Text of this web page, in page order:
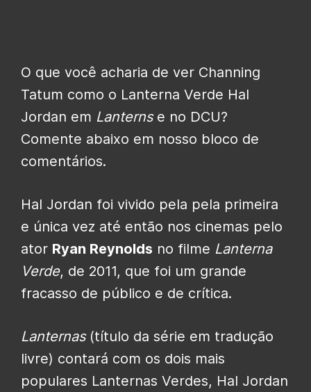
O que você acharia de ver Channing
Tatum como o Lanterna Verde Hal
Jordan em Lanternse no DCU?
Comente abaixo em nosso bloco de
comentários.
Hal Jordan foi vivido pela pela primeira
e única vez até então nos cinemas pelo
ator Ryan Reynolds no filme Lanterna
Verde, de 2011, que foi um grande
fracasso de público e de crítica.
Lanternas(título da série em tradução
livre) contará com os dois mais
populares Lanternas Verdes, Hal Jordan